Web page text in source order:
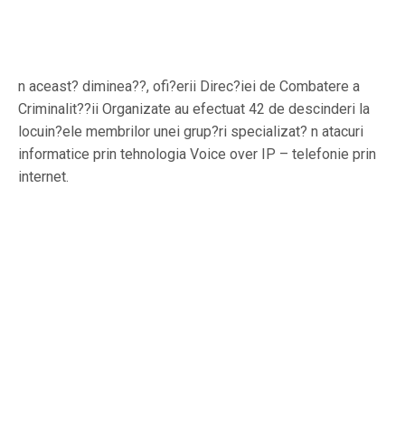
n aceast? diminea??, ofi?erii Direc?iei de Combatere a
Criminalit??ii Organizate au efectuat 42 de descinderi la
locuin?ele membrilor unei grup?ri specializat? n atacuri
informatice prin tehnologia Voice over IP – telefonie prin
internet.